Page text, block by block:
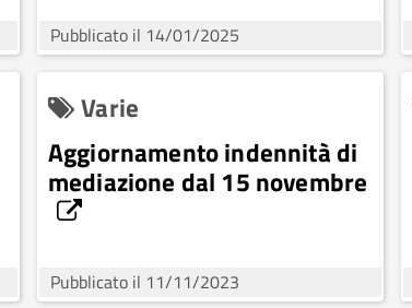
Pubblicato il 14/01/2025
Varie
Aggiornamento indennità di
mediazione dal 15 novembre
Pubblicato il 11/11/2023